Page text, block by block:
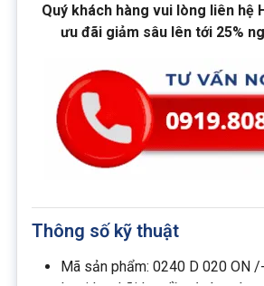
Quý khách hàng vui lòng liên hệ
ưu đãi giảm sâu lên tới 25%
Thông số kỹ thuật
Mã sản phẩm: 0240 D 020 ON